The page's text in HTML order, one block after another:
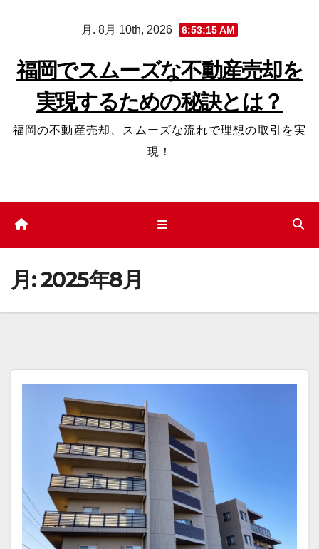
プ
月. 8月 10th, 2026 6:53:16 AM
福岡でスムーズな不動産売却を
実現するための秘訣とは？
福岡の不動産売却、スムーズな流れで理想の取引を実
現！
月:2025年8月